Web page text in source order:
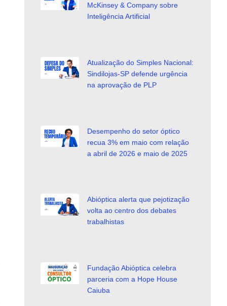
McKinsey & Company sobre
Inteligência Artificial
Atualização do Simples Nacional:
Sindilojas-SP defende urgência
na aprovação de PLP
Desempenho do setor óptico
recua 3% em maio com relação
a abril de 2026 e maio de 2025
Abióptica alerta que pejotização
volta ao centro dos debates
trabalhistas
Fundação Abióptica celebra
parceria com a Hope House
Caiuba